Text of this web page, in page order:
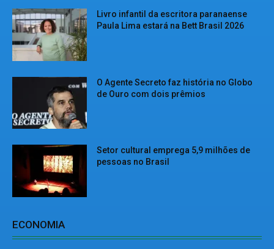
Livro infantil da escritora paranaense
Paula Lima estará na Bett Brasil 2026
O Agente Secreto faz história no Globo
de Ouro com dois prêmios
Setor cultural emprega 5,9 milhões de
pessoas no Brasil
ECONOMIA